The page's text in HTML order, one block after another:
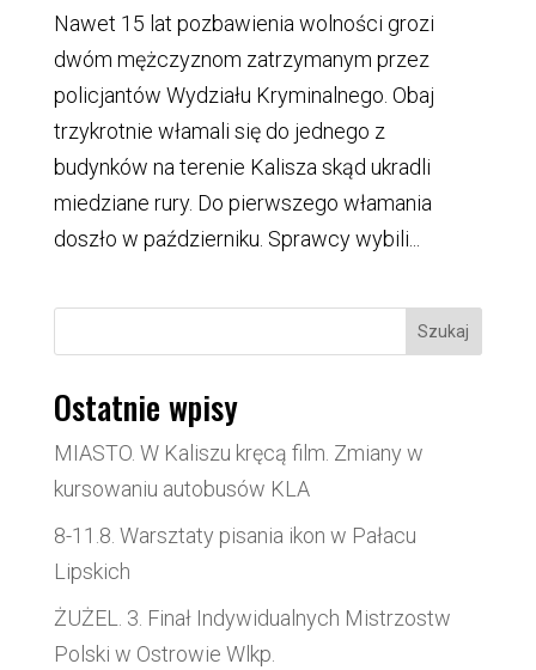
Nawet 15 lat pozbawienia wolności grozi
dwóm mężczyznom zatrzymanym przez
policjantów Wydziału Kryminalnego. Obaj
trzykrotnie włamali się do jednego z
budynków na terenie Kalisza skąd ukradli
miedziane rury. Do pierwszego włamania
doszło w październiku. Sprawcy wybili...
Szukaj
Ostatnie wpisy
MIASTO. W Kaliszu kręcą film. Zmiany w
kursowaniu autobusów KLA
8-11.8. Warsztaty pisania ikon w Pałacu
Lipskich
ŻUŻEL. 3. Finał Indywidualnych Mistrzostw
Polski w Ostrowie Wlkp.